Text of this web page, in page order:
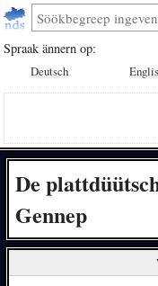
Spraak ännern op:
Deutsch
De
Gennep